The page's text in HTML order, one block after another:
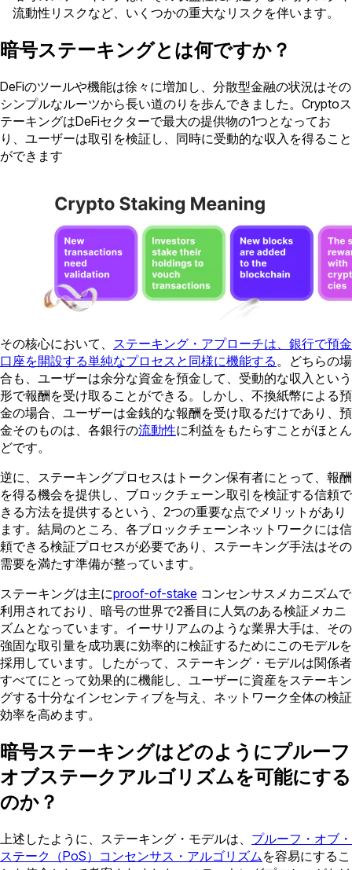
流動性リスクなど、いくつかの重大なリスクを伴います。
暗号ステーキングとは何ですか？
DeFiのツールや機能は徐々に増加し、分散型金融の状況はその
シンプルなルーツから長い道のりを歩んできました。Cryptoス
テーキングはDeFiセクターで最大の提供物の1つとなってお
り、ユーザーは取引を検証し、同時に受動的な収入を得ること
ができます
その核心において、 ステーキング・アプローチは、銀行で預金
口座を開設する単純なプロセスと同様に機能する 。どちらの場
合も、ユーザーは余分な資金を預金して、受動的な収入という
形で報酬を受け取ることができる。しかし、不換紙幣による預
金の場合、ユーザーは金銭的な報酬を受け取るだけであり、預
金そのものは、各銀行の流動性に利益をもたらすことがほとん
どです。
逆に、ステーキングプロセスはトークン保有者にとって、報酬
を得る機会を提供し、ブロックチェーン取引を検証する信頼で
きる方法を提供するという、2つの重要な点でメリットがあり
ます。結局のところ、各ブロックチェーンネットワークには信
頼できる検証プロセスが必要であり、ステーキング手法はその
需要を満たす準備が整っています。
ステーキングは主にproof-of-stake コンセンサスメカニズムで
利用されており、暗号の世界で2番目に人気のある検証メカニ
ズムとなっています。イーサリアムのような業界大手は、その
強固な取引量を成功裏に効率的に検証するためにこのモデルを
採用しています。したがって、ステーキング・モデルは関係者
すべてにとって効果的に機能し、ユーザーに資産をステーキン
グする十分なインセンティブを与え、ネットワーク全体の検証
効率を高めます。
暗号ステーキングはどのようにプルーフ
オブステークアルゴリズムを可能にする
のか？
上述したように、ステーキング・モデルは、 プルーフ・オブ・
ステーク（PoS）コンセンサス・アルゴリズム を容易にするこ